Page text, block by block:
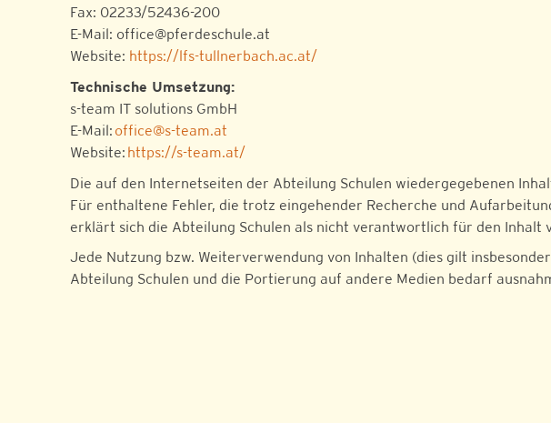
Fax: 02233/52436-200
E-Mail: office@pferdeschule.at
Website: https://lfs-tullnerbach.ac.at/
Technische Umsetzung:
s-team IT solutions GmbH
E-Mail: office@s-team.at
Website: https://s-team.at/
Die auf den Internetseiten der Abteilung Schulen wiedergegebenen
Für enthaltene Fehler, die trotz eingehender Recherche und
erklärt sich die Abteilung Schulen als nicht verantwortlich für den
Jede Nutzung bzw. Weiterverwendung von Inhalten (dies gilt
Abteilung Schulen und die Portierung auf andere Medien bedarf